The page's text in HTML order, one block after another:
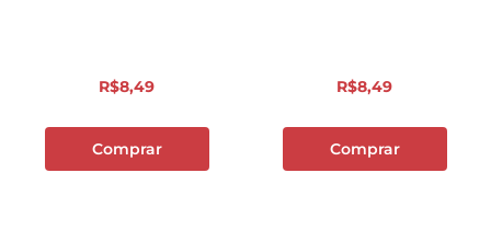
R$8,49
Comprar
R$8,49
Comprar